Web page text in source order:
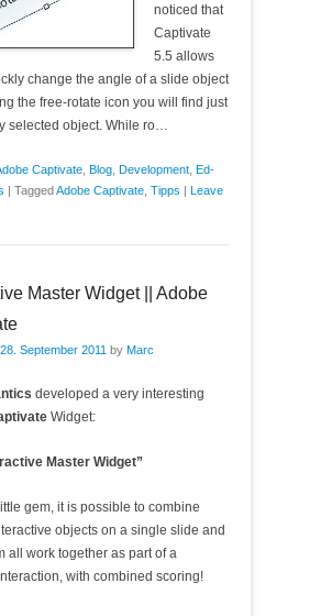
noticed that
Captivate
5.5 allows
change the angle of a slide object
the free-rotate icon you will find just
selected object. While ro…
Captivate Blog Development Ed-
| TaggedAdobe Captivate Tipps | Leave
Master Widget || Adobe
28. September 2011 by Marc
developed a very interesting
Widget:
Master Widget”
gem, it is possible to combine
objects on a single slide and
all work together as part of a
with combined scoring!